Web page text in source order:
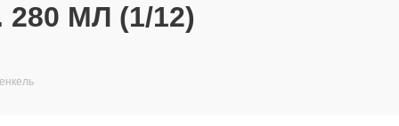
МЛ (1/12)